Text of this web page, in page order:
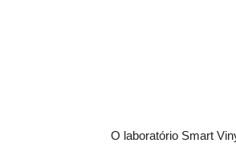
O laboratório Smart